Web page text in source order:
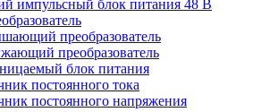
импульсный блок питания 48 В
преобразователь
преобразователь
блок питания
постоянного тока
постоянного напряжения